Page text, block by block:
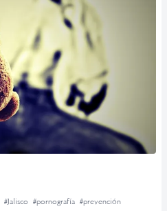
#Jalisco #pornografía #prevención